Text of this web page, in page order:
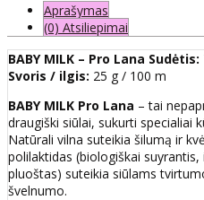
Aprašymas
(0) Atsiliepimai
BABY MILK – Pro Lana Sudėtis:
Svoris / ilgis: 25 g / 100 m
BABY MILK Pro Lana – tai
draugiški siūlai, sukurti specialiai
Natūrali vilna suteikia šilumą ir
polilaktidas (biologiškai
pluoštas) suteikia siūlams
švelnumo.